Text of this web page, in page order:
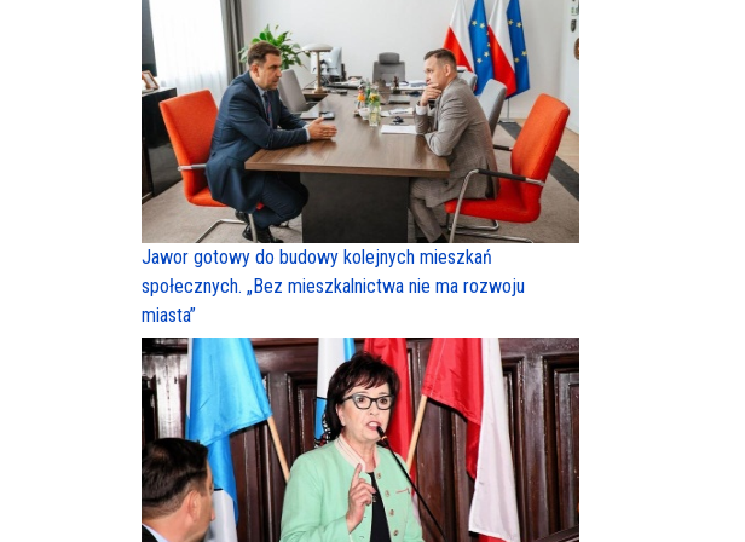
Jawor gotowy do budowy kolejnych mieszkań
społecznych. „Bez mieszkalnictwa nie ma rozwoju
miasta”